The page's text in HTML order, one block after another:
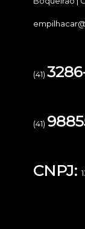
(41)
(41)
CNPJ: